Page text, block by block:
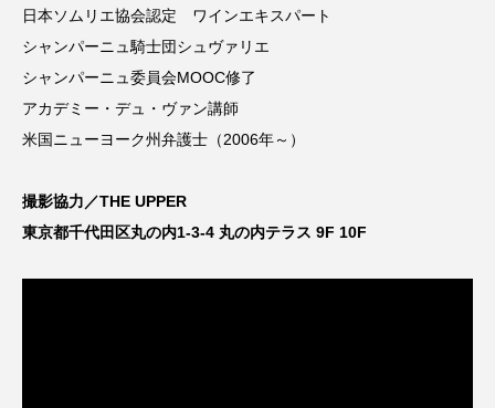
日本ソムリエ協会認定 ワインエキスパート
シャンパーニュ騎士団シュヴァリエ
シャンパーニュ委員会MOOC修了
アカデミー・デュ・ヴァン講師
米国ニューヨーク州弁護士（2006年～）
撮影協力／THE UPPER
東京都千代田区丸の内1-3-4 丸の内テラス 9F 10F